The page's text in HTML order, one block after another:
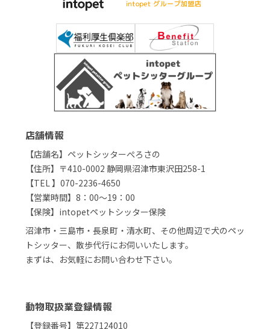
店舗情報
【店舗名】ペットシッターぺろさの
【住所】〒410-0002 静岡県沼津市東沢田258-1
【TEL 】070-2236-4650
【営業時間】8：00～19：00
【保険】intopetペットシッター保険
沼津市・三島市・長泉町・清水町、その他周辺で犬のペッ
トシッター、散歩代行にお伺いいたします。
まずは、お気軽にお問い合わせ下さい。
動物取扱業登録情報
【登録番号】第227124010